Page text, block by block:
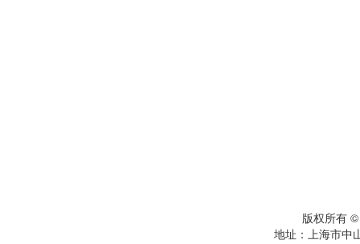
版权所有
地址：上海市